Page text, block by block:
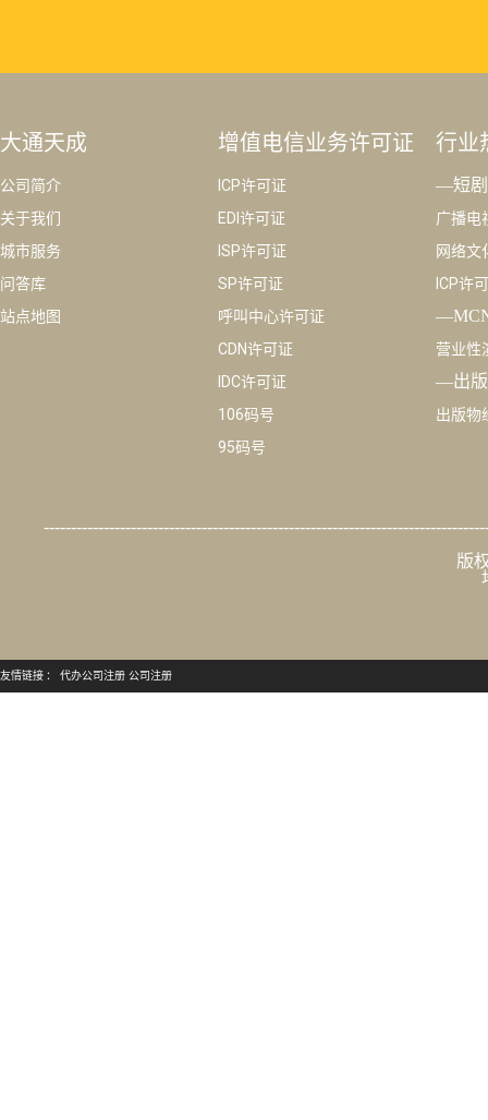
大通天成
公司简介
关于我们
城市服务
问答库
站点地图
增值电信业务许可证
ICP许可证
EDI许可证
ISP许可证
SP许可证
呼叫中心许可证
CDN许可证
IDC许可证
106码号
95码号
行业
—短
广播电
网络文
ICP许
营业性
—出版
出版物
版
友情链接 ： 代办公司注册 公司注册